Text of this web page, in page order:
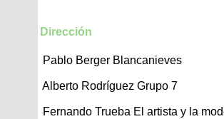
Dirección
Pablo Berger Blancanieves
Alberto Rodríguez Grupo 7
Fernando Trueba El artista y la